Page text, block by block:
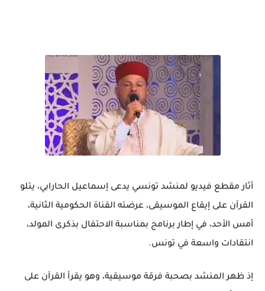
أثار مقطع فيديو لمنشد تونسي يدعى إسماعيل الحارابي، يتلو
القرآن على إيقاع الموسيقى، عرضته القناة الحكومية الثانية،
أمس الأحد، في إطار برنامج بمناسبة الاحتفال بذكرى المولد،
انتقادات واسعة في تونس.
إذ ظهر المنشد بصحبة فرقة موسيقية، وهو يقرأ القرآن على